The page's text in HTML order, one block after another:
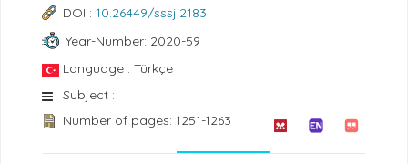
DOI : 10.26449/sssj.2183
Year-Number: 2020-59
Language : Türkçe
Subject :
Number of pages: 1251-1263